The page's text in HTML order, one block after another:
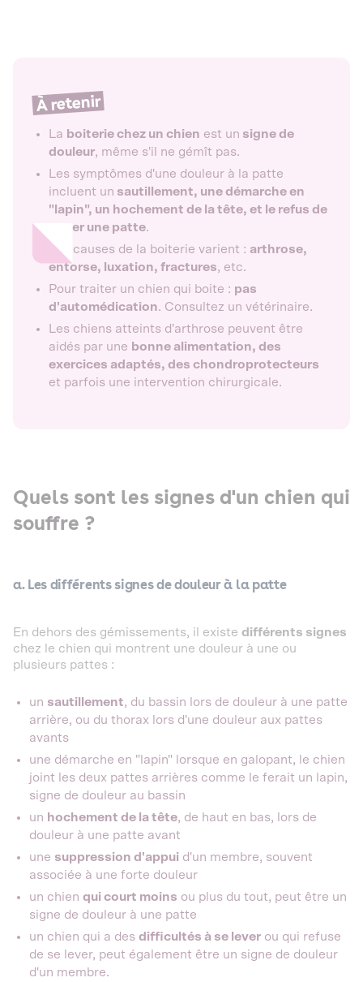
À retenir
La boiterie chez un chien est un signe de
douleur, même s'il ne gémît pas.
Les symptômes d'une douleur à la patte
incluent un sautillement, une démarche en
"lapin", un hochement de la tête, et le refus de
poser une patte.
Les causes de la boiterie varient : arthrose,
entorse, luxation, fractures, etc.
Pour traiter un chien qui boite : pas
d'automédication. Consultez un vétérinaire.
Les chiens atteints d'arthrose peuvent être
aidés par une bonne alimentation, des
exercices adaptés, des chondroprotecteurs
et parfois une intervention chirurgicale.
Quels sont les signes d'un chien qui
souffre ?
a. Les différents signes de douleur à la patte
En dehors des gémissements, il existe différents signes
chez le chien qui montrent une douleur à une ou
plusieurs pattes :
un sautillement, du bassin lors de douleur à une patte
arrière, ou du thorax lors d'une douleur aux pattes
avants
une démarche en "lapin" lorsque en galopant, le chien
joint les deux pattes arrières comme le ferait un lapin,
signe de douleur au bassin
un hochement de la tête, de haut en bas, lors de
douleur à une patte avant
une suppression d'appui d'un membre, souvent
associée à une forte douleur
un chien qui court moins ou plus du tout, peut être un
signe de douleur à une patte
un chien qui a des difficultés à se lever ou qui refuse
de se lever, peut également être un signe de douleur
d'un membre.